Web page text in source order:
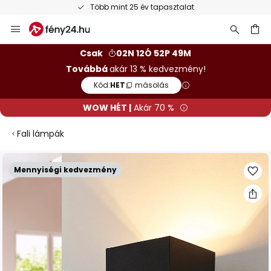
Több mint 25 év tapasztalat
Ugrás
a
Csak
02N 12Ó 52P 48M
Továbbáakár 13 % kedvezmény!
Kód:HET másolás
WOW HÉT | Akár 70 %
Fali lámpák
Mennyiségi kedvezmény